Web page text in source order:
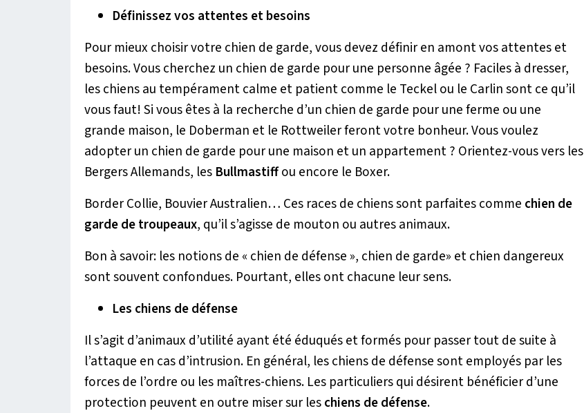
Définissez vos attentes et besoins
Pour mieux choisir votre chien de garde, vous devez définir en amont vos attentes et
besoins. Vous cherchez un chien de garde pour une personne âgée ? Faciles à dresser,
les chiens au tempérament calme et patient comme le Teckel ou le Carlin sont ce qu’il
vous faut! Si vous êtes à la recherche d’un chien de garde pour une ferme ou une
grande maison, le Doberman et le Rottweiler feront votre bonheur. Vous voulez
adopter un chien de garde pour une maison et un appartement ? Orientez-vous vers les
Bergers Allemands, les Bullmastiffou encore le Boxer.
Border Collie, Bouvier Australien… Ces races de chiens sont parfaites comme chien de
garde de troupeaux, qu’il s’agisse de mouton ou autres animaux.
Bon à savoir: les notions de « chien de défense », chien de garde» et chien dangereux
sont souvent confondues. Pourtant, elles ont chacune leur sens.
Les chiens de défense
Il s’agit d’animaux d’utilité ayant été éduqués et formés pour passer tout de suite à
l’attaque en cas d’intrusion. En général, les chiens de défense sont employés par les
forces de l’ordre ou les maîtres-chiens. Les particuliers qui désirent bénéficier d’une
protection peuvent en outre miser sur leschiens de défense.